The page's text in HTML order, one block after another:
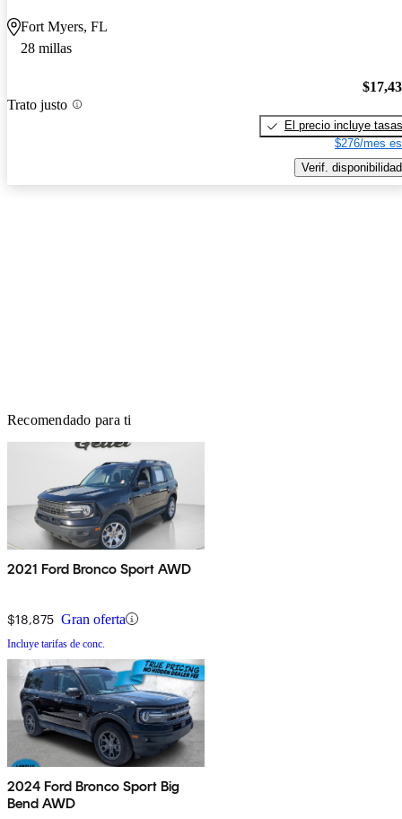
Fort Myers, FL
28 millas
Trato justo
El precio incluye tasas
$276/mes
Verif. disponibilidad
Recomendado para ti
2021 Ford Bronco Sport AWD
$18,875 Gran oferta
Incluye tarifas de conc.
2024 Ford Bronco Sport Big
Bend AWD